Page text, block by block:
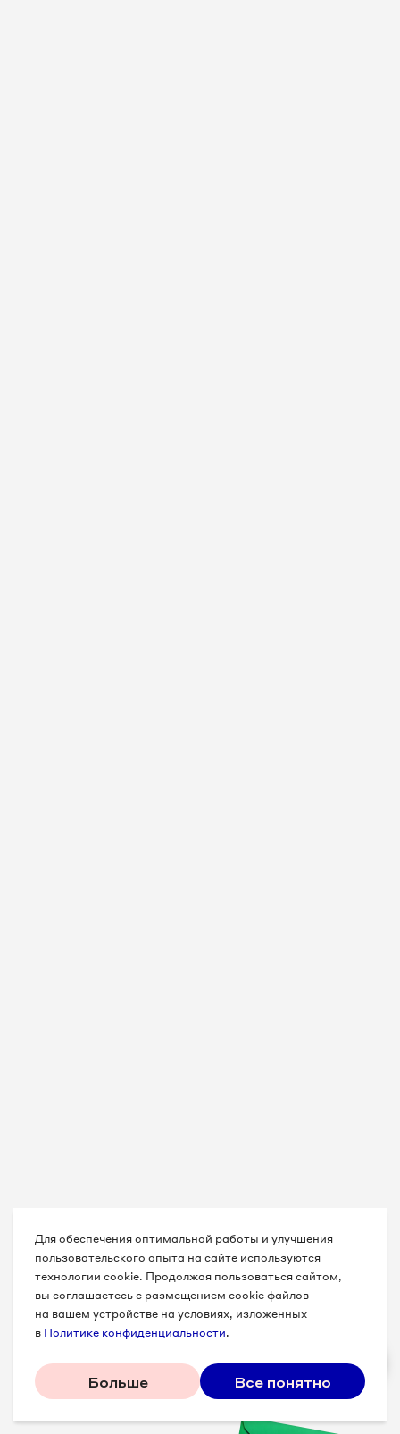
Для обеспечения оптимальной работы и улучшения
пользовательского опыта на сайте используются
технологии cookie. Продолжая пользоваться сайтом,
вы соглашаетесь с размещением cookie файлов
на вашем устройстве на условиях, изложенных
в Политике конфиденциальности.
Больше Все понятно